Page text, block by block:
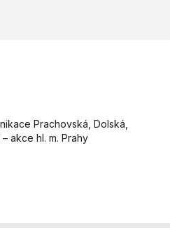
Prachovská, Dolská,
akce hl. m. Prahy